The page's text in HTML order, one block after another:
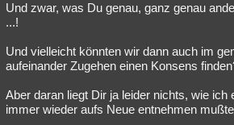
Astronomie
Musik Clash Verbesserungen
Besucht Teilgenommen Alle Neue
Und zwar, was Du genau, ganz genau
...!
Und vielleicht könnten wir dann auch im
aufeinander Zugehen einen Konsens
Aber daran liegt Dir ja leider nichts, wie ich
immer wieder aufs Neue entnehmen